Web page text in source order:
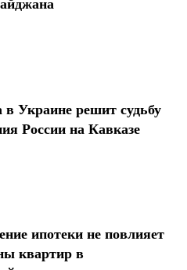
в Украине решит судьбу
России на Кавказе
ипотеки не повлияет
квартир в